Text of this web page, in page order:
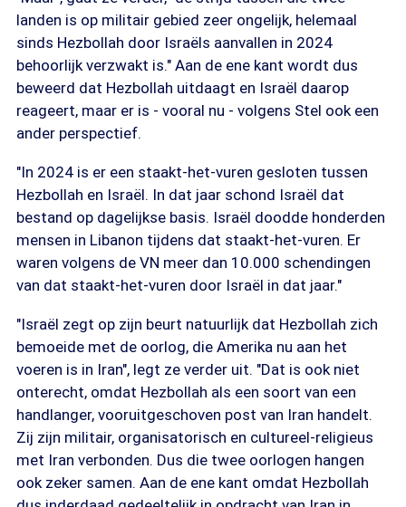
landen is op militair gebied zeer ongelijk, helemaal
sinds Hezbollah door Israëls aanvallen in 2024
behoorlijk verzwakt is." Aan de ene kant wordt dus
beweerd dat Hezbollah uitdaagt en Israël daarop
reageert, maar er is - vooral nu - volgens Stel ook een
ander perspectief.
"In 2024 is er een staakt-het-vuren gesloten tussen
Hezbollah en Israël. In dat jaar schond Israël dat
bestand op dagelijkse basis. Israël doodde honderden
mensen in Libanon tijdens dat staakt-het-vuren. Er
waren volgens de VN meer dan 10.000 schendingen
van dat staakt-het-vuren door Israël in dat jaar."
"Israël zegt op zijn beurt natuurlijk dat Hezbollah zich
bemoeide met de oorlog, die Amerika nu aan het
voeren is in Iran", legt ze verder uit. "Dat is ook niet
onterecht, omdat Hezbollah als een soort van een
handlanger, vooruitgeschoven post van Iran handelt.
Zij zijn militair, organisatorisch en cultureel-religieus
met Iran verbonden. Dus die twee oorlogen hangen
ook zeker samen. Aan de ene kant omdat Hezbollah